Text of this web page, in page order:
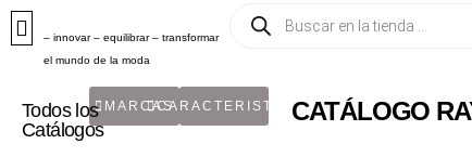
– innovar – equilibrar – transformar
el mundo de la moda
Todos los
Catálogos
MARCASCARACTERISTICACATÁLOGO